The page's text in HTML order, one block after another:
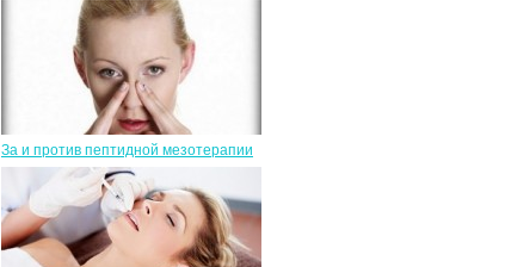
За и против пептидной мезотерапии